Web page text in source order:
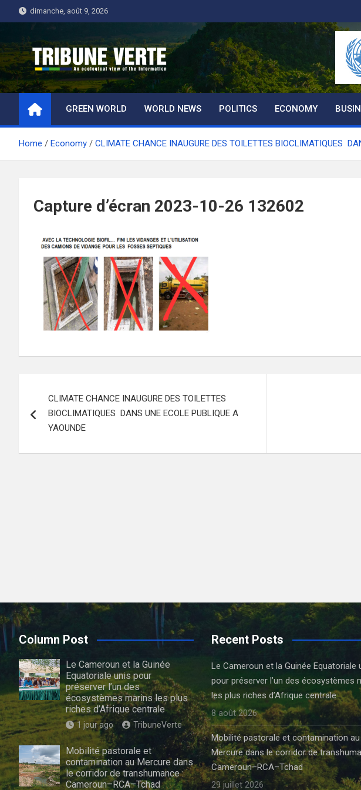
to
dimanche, août 9, 2026
Tribune Verte
Un regard écologique de l'information
GREEN WORLD WORLD NEWS POLITICS ECONOMY
Home Economy CLIMATE CHANCE INAUGURE DES TOILETTES BIOCLIMATIQUES
Capture d’écran 2023-10-26 132602
de
l’article
CLIMATE CHANCE INAUGURE DES TOILETTES
BIOCLIMATIQUES DANS UNE ECOLE PUBLIQUE A
YAOUNDE
Column Post
Le Cameroun et la Guinée
Equatoriale unis pour
préserver l’un des
écosystèmes marins les plus
riches d’Afrique centrale
1 jour ago TribuneVerte
Mobilité pastorale et
contamination au Mercure dans
le corridor de transhumance :
Cameroun–RCA–Tchad
Recent Posts
Le Cameroun et la Guinée Equatoriale
pour préserver l’un des écosystèmes
les plus riches d’Afrique centrale
8 août 2026
Mobilité pastorale et contamination au
Mercure dans le corridor de
Cameroun–RCA–Tchad
29 juillet 2026